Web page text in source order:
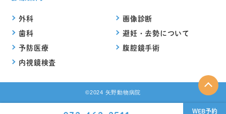
WEB予約
外科
歯科
予防医療
内視鏡検査
画像診断
避妊・去勢について
腹腔鏡手術
©2024 矢野動物病院